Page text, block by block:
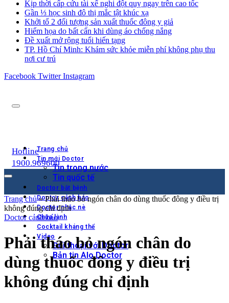
Kịp thời cấp cứu tài xế nghi đột quỵ ngay trên cao tốc
Gần ⅓ học sinh đô thị mắc tật khúc xạ
Khởi tố 2 đối tượng sản xuất thuốc đông y giả
Hiểm họa do bất cẩn khi dùng áo chống nắng
Đề xuất mở rộng tuổi hiến tạng
TP. Hồ Chí Minh: Khám sức khỏe miễn phí không phụ thu
nơi cư trú
Facebook Twitter Instagram
Trang chủ
Tin mới Doctor
Tin trong nước
Tin quốc tế
Doctor bắt bệnh
Doctor cảnh báo
Doctor nhắc nè
Chữa lành
Cocktail kháng thể
Video
Đối thoại với Doctor
Bản tin Alo Doctor
Hotline
1900.969600
Trang chủ»Phải tháo bỏ ngón chân do dùng thuốc đông y điều trị
không đúng chỉ định
Doctor cảnh báo
Phải tháo bỏ ngón chân do
dùng thuốc đông y điều trị
không đúng chỉ định